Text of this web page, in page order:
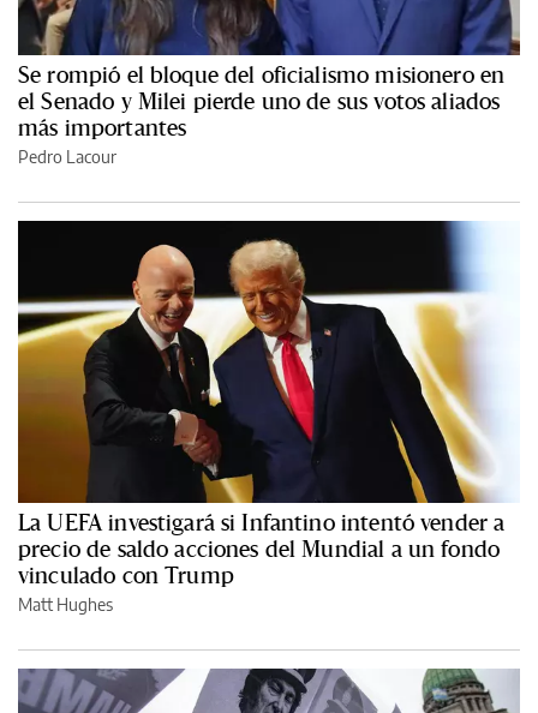
Se rompió el bloque del oficialismo misionero en
el Senado y Milei pierde uno de sus votos aliados
más importantes
Pedro Lacour
La UEFA investigará si Infantino intentó vender a
precio de saldo acciones del Mundial a un fondo
vinculado con Trump
Matt Hughes